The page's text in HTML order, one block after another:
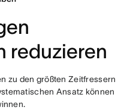
reduzieren
zu den größten Zeitfressern
Ansatz können